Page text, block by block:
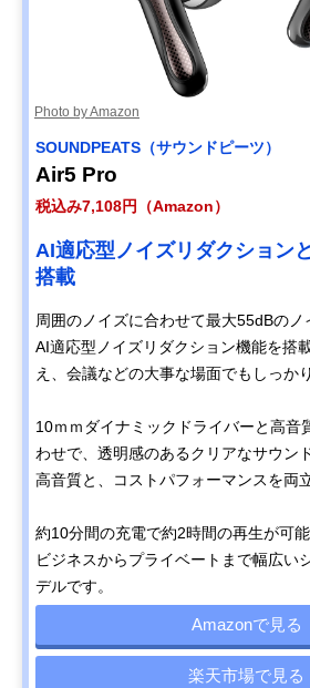
Photo by Amazon
SOUNDPEATS（サウンドピーツ）
Air5 Pro
税込み7,108円（Amazon）
AI適応型ノイズリダクション
搭載
周囲のノイズに合わせて最大55dBのノ
AI適応型ノイズリダクション機能を搭
え、会議などの大事な場面でもしっか
10ｍｍダイナミックドライバーと高音
わせで、透明感のあるクリアなサウン
高音質と、コストパフォーマンスを両
約10分間の充電で約2時間の再生が可能
ビジネスからプライベートまで幅広い
デルです。
Amazonで見る
楽天市場で見る